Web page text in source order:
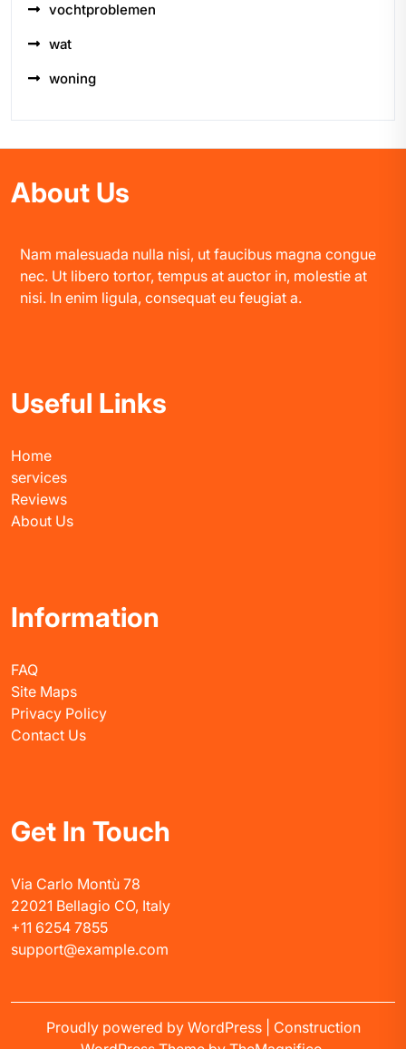
vochtproblemen
wat
woning
About Us
Nam malesuada nulla nisi, ut faucibus magna congue
nec. Ut libero tortor, tempus at auctor in, molestie at
nisi. In enim ligula, consequat eu feugiat a.
Useful Links
Home
services
Reviews
About Us
Information
FAQ
Site Maps
Privacy Policy
Contact Us
Get In Touch
Via Carlo Montù 78
22021 Bellagio CO, Italy
+11 6254 7855
support@example.com
Proudly powered by WordPress
Construction